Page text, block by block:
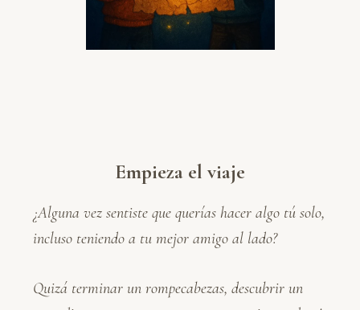
Empieza el viaje
¿Alguna vez sentiste que querías hacer algo tú solo,
incluso teniendo a tu mejor amigo al lado?
Quizá terminar un rompecabezas, descubrir un